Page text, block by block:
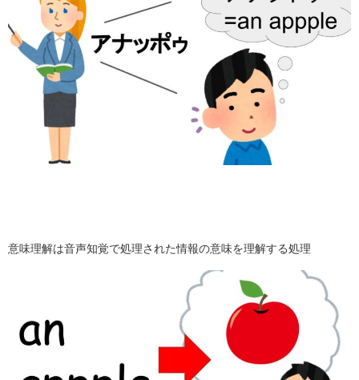
意味理解は音声知覚で処理された情報の意味を理解する処理